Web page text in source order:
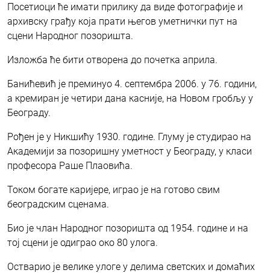
Посетиоци ће имати прилику да виде фотографије и
архивску грађу која прати његов уметнички пут на
сцени Народног позоришта.
Изложба ће бити отворена до почетка априла.
Банићевић је преминуо 4. септембра 2006. у 76. години,
а кремиран је четири дана касније, на Новом гробљу у
Београду.
Рођен је у Никшићу 1930. године. Глуму је студирао на
Академији за позоришну уметност у Београду, у класи
професора Раше Плаовића.
Током богате каријере, играо је на готово свим
београдским сценама.
Био је члан Народног позоришта од 1954. године и на
тој сцени је одиграо око 80 улога.
Остварио је велике улоге у делима светских и домаћих